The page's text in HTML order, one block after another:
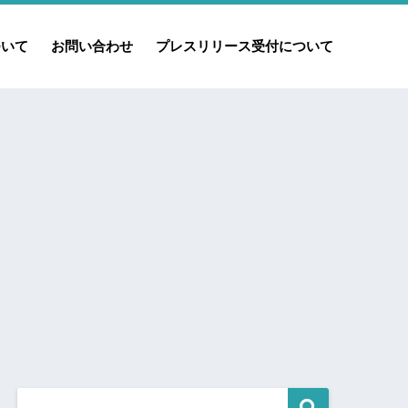
て お問い合わせ プレスリリース受付について